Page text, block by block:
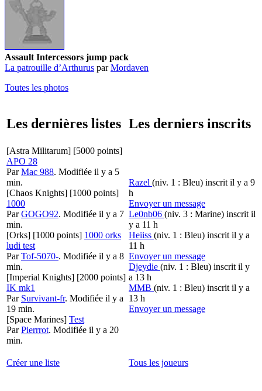
Assault Intercessors jump pack
La patrouille d’Arthurus parMordaven
Toutes les photos
Les dernières listes Les derniers inscrits
[Astra Militarum] [5000 points]
APO 28
ParMac 988. Modifiée il y a 5
min.
[Chaos Knights] [1000 points]
1000
ParGOGO92. Modifiée il y a 7
min.
[Orks] [1000 points] 1000 orks
ludi test
ParTof-5070-. Modifiée il y a 8
min.
[Imperial Knights] [2000 points]
IK mk1
Par Survivant-fr. Modifiée il y a
19 min.
[Space Marines] Test
ParPierrrot. Modifiée il y a 20
min.
Razel (niv. 1 : Bleu) inscrit il y a 9
h
Envoyer un message
Le0nb06 (niv. 3 : Marine) inscrit il
y a 11 h
Heiiss (niv. 1 : Bleu) inscrit il y a
11 h
Envoyer un message
Djeydie (niv. 1 : Bleu) inscrit il y
a 13 h
MMB (niv. 1 : Bleu) inscrit il y a
13 h
Envoyer un message
Créer une liste Tous les joueurs